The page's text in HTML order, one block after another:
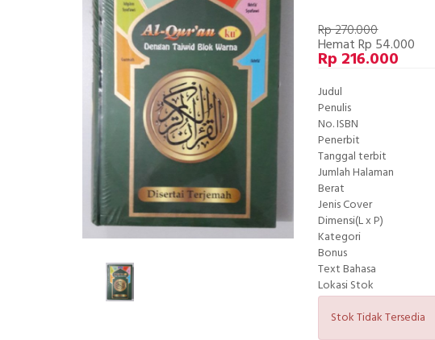
Rp 270.000
Hemat Rp 54.000
Rp 216.000
Judul
Penulis
No. ISBN
Penerbit
Tanggal terbit
Jumlah Halaman
Berat
Jenis Cover
Dimensi(L x P)
Kategori
Bonus
Text Bahasa
Lokasi Stok
Stok Tidak Tersedia